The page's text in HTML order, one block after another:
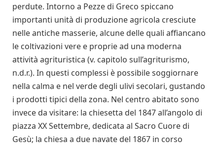
perdute. Intorno a Pezze di Greco spiccano
importanti unità di produzione agricola cresciute
nelle antiche masserie, alcune delle quali affiancano
le coltivazioni vere e proprie ad una moderna
attività agrituristica (v. capitolo sull’agriturismo,
n.d.r.). In questi complessi è possibile soggiornare
nella calma e nel verde degli ulivi secolari, gustando
i prodotti tipici della zona. Nel centro abitato sono
invece da visitare: la chiesetta del 1847 all’angolo di
piazza XX Settembre, dedicata al Sacro Cuore di
Gesù; la chiesa a due navate del 1867 in corso